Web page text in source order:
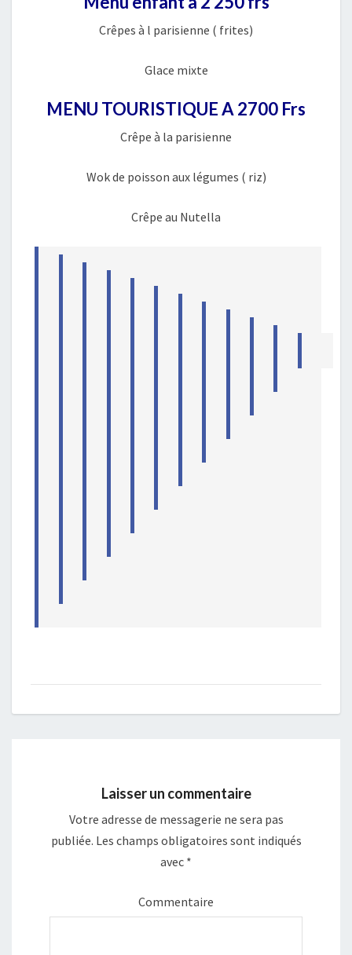
Crêpes à l parisienne ( frites)
Glace mixte
MENU TOURISTIQUE A 2700 Frs
Crêpe à la parisienne
Wok de poisson aux légumes ( riz)
Crêpe au Nutella
Laisser un commentaire
Votre adresse de messagerie ne sera pas
publiée. Les champs obligatoires sont indiqués
avec *
Commentaire